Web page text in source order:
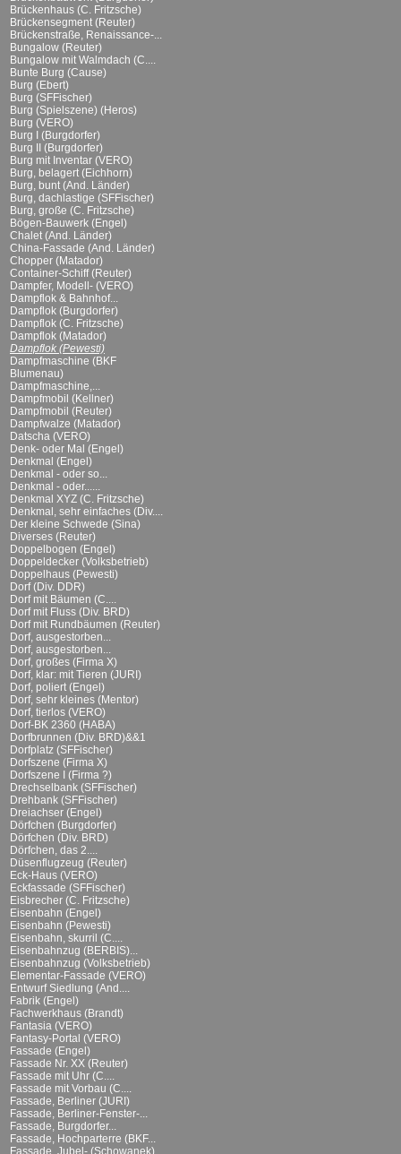
Brückenhaus (C. Fritzsche)
Brückensegment (Reuter)
Brückenstraße, Renaissance-...
Bungalow (Reuter)
Bungalow mit Walmdach (C....
Bunte Burg (Cause)
Burg (Ebert)
Burg (SFFischer)
Burg (Spielszene) (Heros)
Burg (VERO)
Burg I (Burgdorfer)
Burg II (Burgdorfer)
Burg mit Inventar (VERO)
Burg, belagert (Eichhorn)
Burg, bunt (And. Länder)
Burg, dachlastige (SFFischer)
Burg, große (C. Fritzsche)
Bögen-Bauwerk (Engel)
Chalet (And. Länder)
China-Fassade (And. Länder)
Chopper (Matador)
Container-Schiff (Reuter)
Dampfer, Modell- (VERO)
Dampflok & Bahnhof...
Dampflok (Burgdorfer)
Dampflok (C. Fritzsche)
Dampflok (Matador)
Dampflok (Pewesti)
Dampfmaschine (BKF
Blumenau)
Dampfmaschine,...
Dampfmobil (Kellner)
Dampfmobil (Reuter)
Dampfwalze (Matador)
Datscha (VERO)
Denk- oder Mal (Engel)
Denkmal (Engel)
Denkmal - oder so...
Denkmal - oder......
Denkmal XYZ (C. Fritzsche)
Denkmal, sehr einfaches (Div....
Der kleine Schwede (Sina)
Diverses (Reuter)
Doppelbogen (Engel)
Doppeldecker (Volksbetrieb)
Doppelhaus (Pewesti)
Dorf (Div. DDR)
Dorf mit Bäumen (C....
Dorf mit Fluss (Div. BRD)
Dorf mit Rundbäumen (Reuter)
Dorf, ausgestorben...
Dorf, ausgestorben...
Dorf, großes (Firma X)
Dorf, klar: mit Tieren (JURI)
Dorf, poliert (Engel)
Dorf, sehr kleines (Mentor)
Dorf, tierlos (VERO)
Dorf-BK 2360 (HABA)
Dorfbrunnen (Div. BRD)&&1
Dorfplatz (SFFischer)
Dorfszene (Firma X)
Dorfszene I (Firma ?)
Drechselbank (SFFischer)
Drehbank (SFFischer)
Dreiachser (Engel)
Dörfchen (Burgdorfer)
Dörfchen (Div. BRD)
Dörfchen, das 2....
Düsenflugzeug (Reuter)
Eck-Haus (VERO)
Eckfassade (SFFischer)
Eisbrecher (C. Fritzsche)
Eisenbahn (Engel)
Eisenbahn (Pewesti)
Eisenbahn, skurril (C....
Eisenbahnzug (BERBIS)...
Eisenbahnzug (Volksbetrieb)
Elementar-Fassade (VERO)
Entwurf Siedlung (And....
Fabrik (Engel)
Fachwerkhaus (Brandt)
Fantasia (VERO)
Fantasy-Portal (VERO)
Fassade (Engel)
Fassade Nr. XX (Reuter)
Fassade mit Uhr (C....
Fassade mit Vorbau (C....
Fassade, Berliner (JURI)
Fassade, Berliner-Fenster-...
Fassade, Burgdorfer...
Fassade, Hochparterre (BKF...
Fassade, Jubel- (Schowanek)